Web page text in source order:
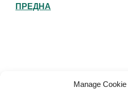
Manage
ПРЕДНА
Българска